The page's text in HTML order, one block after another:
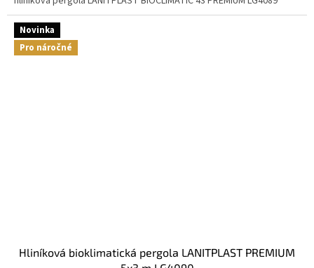
Novinka
Pro náročné
hliníková bioklimatická pergola LANITPLAST PREMIUM